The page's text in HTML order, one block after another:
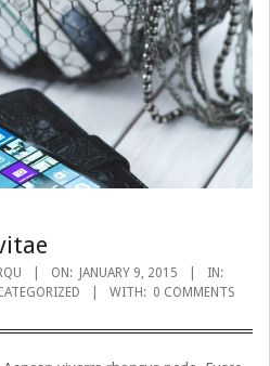
ON: JANUARY 9, 2015
IN:
WITH: 0 COMMENTS